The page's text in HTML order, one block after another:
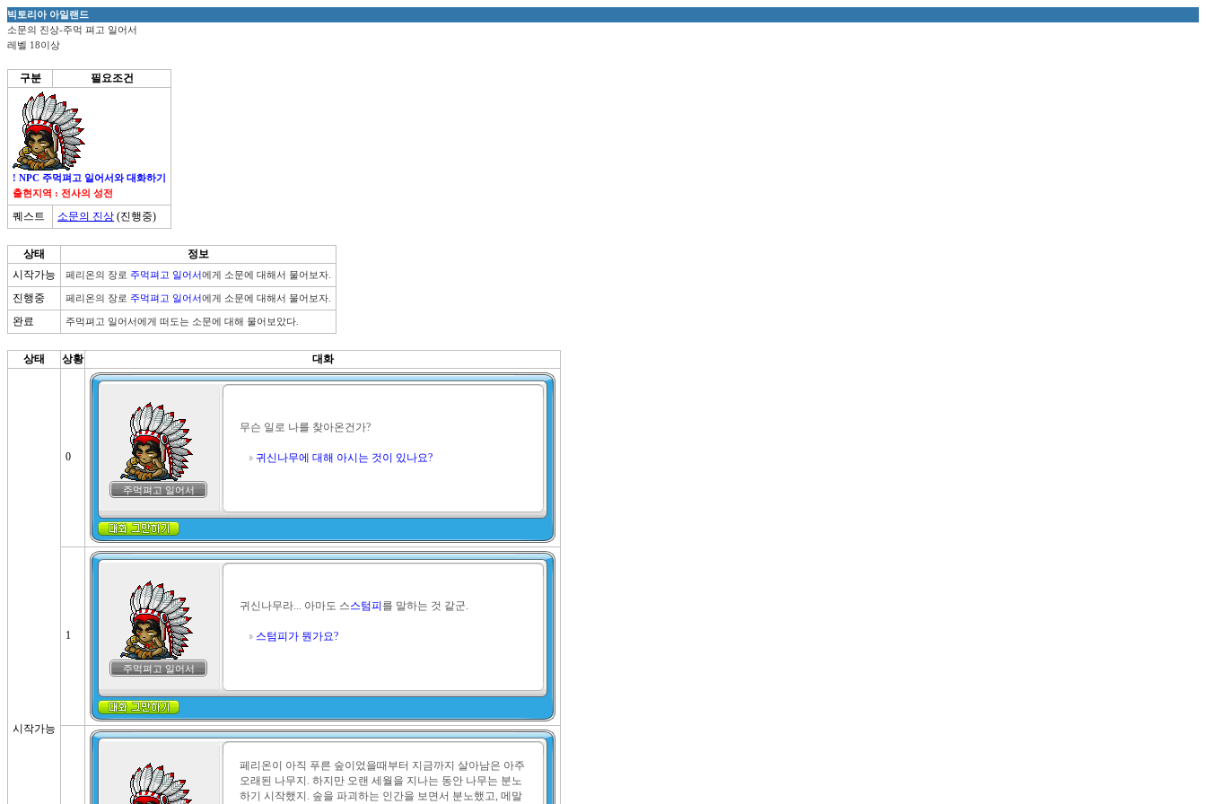
빅토리아 아일랜드
소문의 진상-주먹 펴고 일어서
레벨 18이상
구분 필요조건
! NPC 주먹펴고 일어서와 대화하기
출현지역 : 전사의 성전
퀘스트 소문의 진상 (진행중)
상태
정보
시작가능
페리온의 장로 주먹펴고 일어서에게 소문에 대해서 물어보자.
진행중 페리온의 장로 주먹펴고 일어서에게 소문에 대해서 물어보자.
완료 주먹펴고 일어서에게 떠도는 소문에 대해 물어보았다.
상태 상황 대화
시작가능
0
주먹펴고 일어서
무슨 일로 나를 찾아온건가?
귀신나무에 대해 아시는 것이 있나요?
1
주먹펴고 일어서
귀신나무라... 아마도 스스텀피 를 말하는 것 같군.
스텀피가 뭔가요?
페리온이 아직 푸른 숲이었을때부터 지금까지 살아남은 아주
오래된 나무지. 하지만 오랜 세월을 지나는 동안 나무는 분노
하기 시작했지. 숲을 파괴하는 인간을 보면서 분노했고, 메말